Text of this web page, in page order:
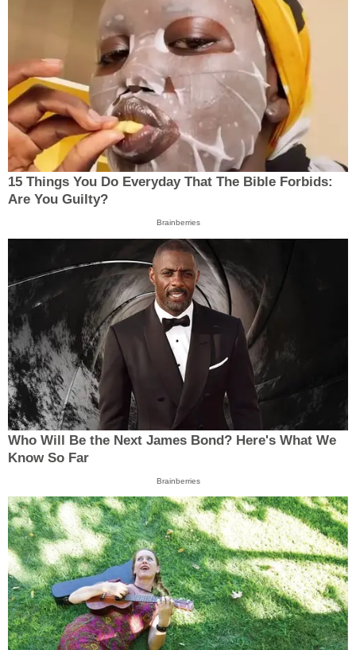
15 Things You Do Everyday That The Bible Forbids:
Are You Guilty?
Brainberries
Who Will Be the Next James Bond? Here's What We
Know So Far
Brainberries